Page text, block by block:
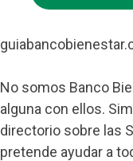
No somos Banco
alguna con ellos.
directorio sobre las
pretende ayudar a